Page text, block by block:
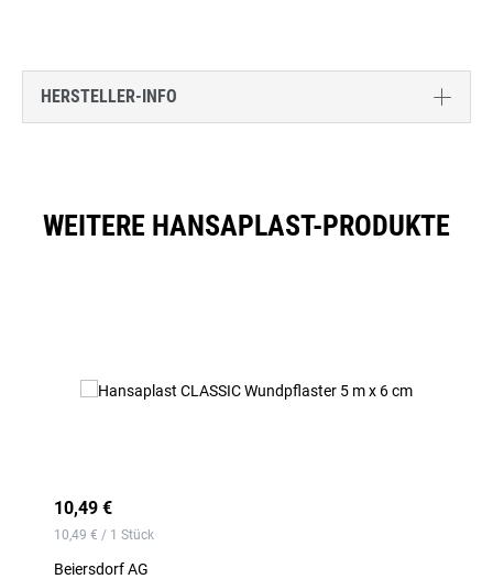
HERSTELLER-INFO
WEITERE HANSAPLAST-PRODUKTE
10,49 €
10,49 € / 1 Stück
Beiersdorf AG